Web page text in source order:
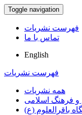
Toggle navigation
فهرست نشریات
تماس با ما
English
فهرست نشریات
همه نشریات
و فرهنگ اسلامی
باقرالعلوم (ع)